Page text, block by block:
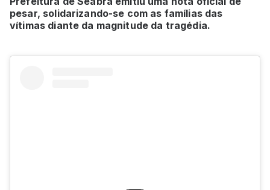
pesar, solidarizando-se com as famílias das
vítimas diante da magnitude da tragédia.